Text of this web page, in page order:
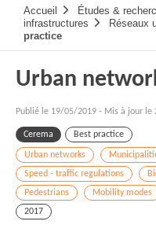
principale
Accueil Études &
infrastructures
Réseaux
practice
Urban
Publié le 19/05/2019 - Mis à jour le
Cerema Best practice
Urban networks
Speed - traffic regulations
Pedestrians
Mobility modes
2017